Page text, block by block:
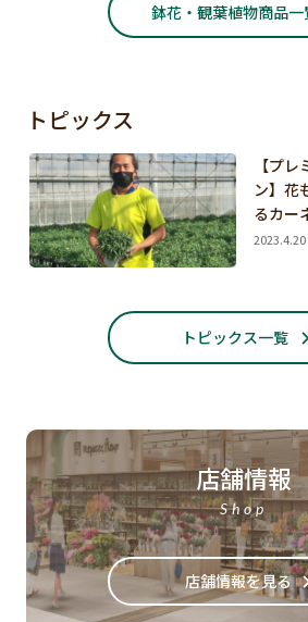
鉢花・観葉植物商品一
トピックス
【プ
ン】花
るカー
トピックス一覧
店舗情報
Shop
店舗情報を見る